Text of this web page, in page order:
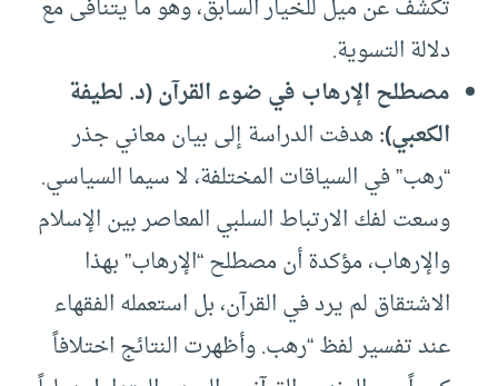
تكشف عن ميل للخيار السابق، وهو ما يتنافى مع
دلالة التسوية.
مصطلح الإرهاب في ضوء القرآن (د. لطيفة
الكعبي):هدفت الدراسة إلى بيان معاني جذر
“رهب” في السياقات المختلفة، لا سيما السياسي.
وسعت لفك الارتباط السلبي المعاصر بين الإسلام
والإرهاب، مؤكدة أن مصطلح “الإرهاب” بهذا
الاشتقاق لم يرد في القرآن، بل استعمله الفقهاء
عند تفسير لفظ “رهب. وأظهرت النتائج اختلافاً